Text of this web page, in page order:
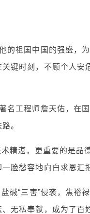
的祖国中国的强盛，
键时刻，不顾个人安
名工程师詹天佑，在
。
精湛，更重要的是品
脸愁容地向白求恩汇
碱“三害”侵袭，焦裕
无私奉献，成为了百